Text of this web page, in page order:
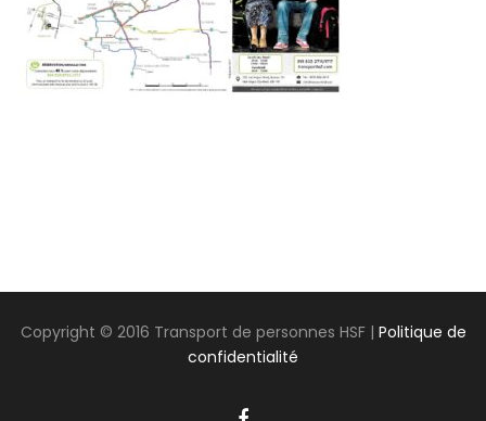
Copyright © 2016 Transport de personnes HSF | Politique de
confidentialité